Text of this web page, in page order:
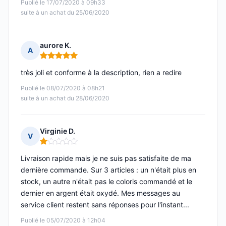
Publié le 17/07/2020 à 09h33
suite à un achat du 25/06/2020
A
aurore K.
Note : 5 sur 5
Publié le 08/07/2020 à 08h21
suite à un achat du 28/06/2020
très joli et conforme à la description, rien a redire
V
Virginie D.
Note : 1 sur 5
Publié le 05/07/2020 à 12h04
Livraison rapide mais je ne suis pas satisfaite de ma
dernière commande. Sur 3 articles : un n'était plus en
stock, un autre n'était pas le coloris commandé et le
dernier en argent était oxydé. Mes messages au
service client restent sans réponses pour l'instant...